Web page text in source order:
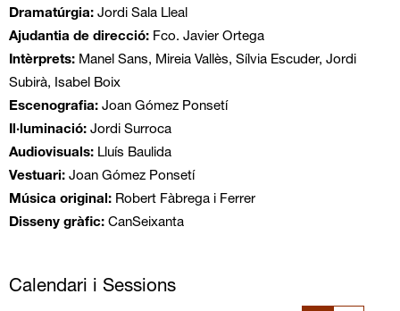
Dramatúrgia: Jordi Sala Lleal
Ajudantia de direcció: Fco. Javier Ortega
Intèrprets: Manel Sans, Mireia Vallès, Sílvia Escuder, Jordi
Subirà, Isabel Boix
Escenografia: Joan Gómez Ponsetí
Il·luminació: Jordi Surroca
Audiovisuals: Lluís Baulida
Vestuari: Joan Gómez Ponsetí
Música original: Robert Fàbrega i Ferrer
Disseny gràfic: CanSeixanta
Calendari i Sessions